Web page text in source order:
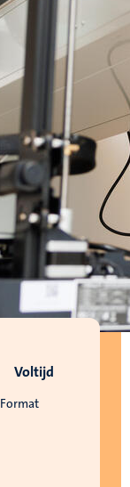
Format
Voltijd